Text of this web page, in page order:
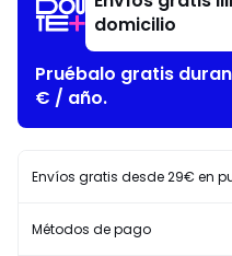
domicilio
Pruébalo gratis
€ / año.
Envíos gratis desde 29€ en
Métodos de pago